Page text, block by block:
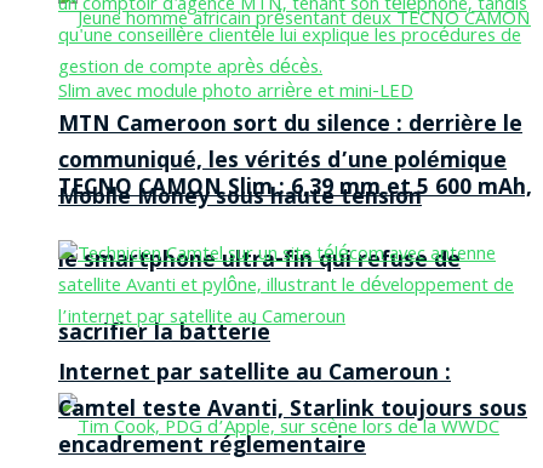
TECNO CAMON Slim : 6,39 mm et 5 600 mAh,
le smartphone ultra-fin qui refuse de
sacrifier la batterie
MTN Cameroon sort du silence : derrière le
communiqué, les vérités d’une polémique
Mobile Money sous haute tension
Internet par satellite au Cameroun :
Camtel teste Avanti, Starlink toujours sous
encadrement réglementaire